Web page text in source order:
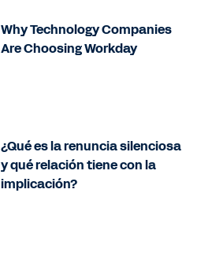
Why Technology Companies
Are Choosing Workday
¿Qué es la renuncia silenciosa
y qué relación tiene con la
implicación?